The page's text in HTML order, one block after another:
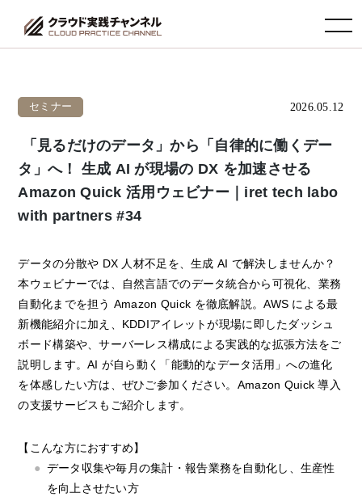
toggle navigation
セミナー 2026.05.12
「見るだけのデータ」から「自律的に働くデー
タ」へ！ 生成 AI が現場の DX を加速させる
Amazon Quick 活用ウェビナー｜iret tech labo
with partners #34
データの分散や DX 人材不足を、生成 AI で解決しませんか？
本ウェビナーでは、自然言語でのデータ統合から可視化、業務
自動化までを担う Amazon Quick を徹底解説。AWS による最
新機能紹介に加え、KDDIアイレットが現場に即したダッシュ
ボード構築や、サーバーレス構成による実践的な拡張方法をご
説明します。AI が自ら動く「能動的なデータ活用」への進化
を体感したい方は、ぜひご参加ください。Amazon Quick 導入
の支援サービスもご紹介します。
【こんな方におすすめ】
データ収集や毎月の集計・報告業務を自動化し、生産性
を向上させたい方